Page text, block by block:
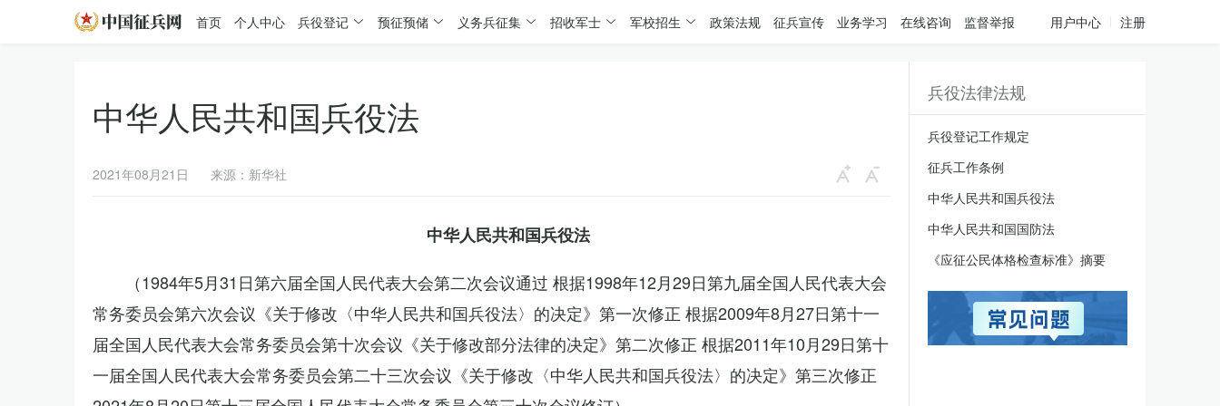
首页 个人中心 兵役登记 预征预储 义务兵征集 招收军士 军校招生 政策法规 征兵宣传 业务学习 在线咨询 监督举报 用户中心 注册
中华人民共和国兵役法
2021年08月21日 来源：新华社
中华人民共和国兵役法
（1984年5月31日第六届全国人民代表大会第二次会议通过 根据1998年12月29日第九届全国人民代表大会
常务委员会第六次会议《关于修改〈中华人民共和国兵役法〉的决定》第一次修正 根据2009年8月27日第十一
届全国人民代表大会常务委员会第十次会议《关于修改部分法律的决定》第二次修正 根据2011年10月29日第十
一届全国人民代表大会常务委员会第二十三次会议《关于修改〈中华人民共和国兵役法〉的决定》第三次修正
兵役法律法规
兵役登记工作规定
征兵工作条例
中华人民共和国兵役法
中华人民共和国国防法
《应征公民体格检查标准》摘要